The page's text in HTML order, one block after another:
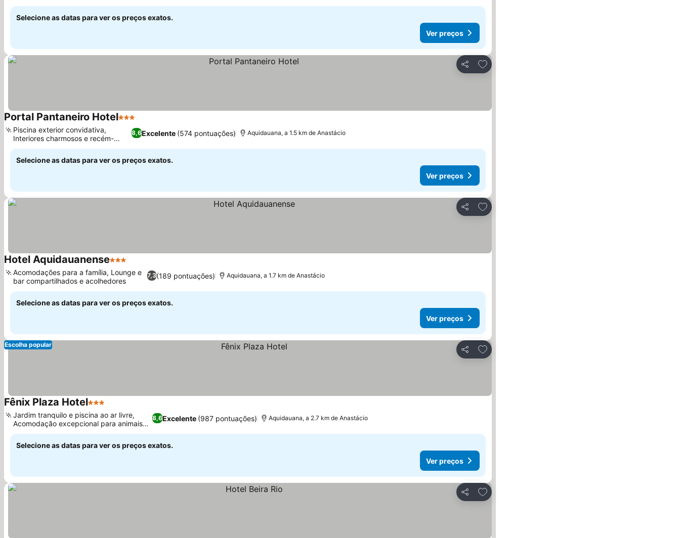
Selecione as datas para ver os preços exatos.
Ver preços
Partilhar
Adicionar aos favoritos
Portal Pantaneiro Hotel3 Estrelas
8,6Excelente (574 pontuações)
Piscina exterior convidativa,
Interiores charmosos e recém-
reformados
Aquidauana, a 1.5 km de Anastácio
Selecione as datas para ver os preços exatos.
Ver preços
Partilhar
Adicionar aos favoritos
Hotel Aquidauanense3 Estrelas
7,3(189 pontuações)
Acomodações para a família, Lounge e
bar compartilhados e acolhedores
Aquidauana, a 1.7 km de Anastácio
Selecione as datas para ver os preços exatos.
Ver preços
Partilhar
Adicionar aos favoritos
Escolha popular
Fênix Plaza Hotel3 Estrelas
8,6Excelente (987 pontuações)
Jardim tranquilo e piscina ao ar livre,
Acomodação excepcional para animais
de estimação
Aquidauana, a 2.7 km de Anastácio
Selecione as datas para ver os preços exatos.
Ver preços
Partilhar
Adicionar aos favoritos